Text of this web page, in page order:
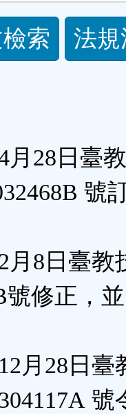
索
法
月28日臺
號
月8日臺教
號修正，
月28日臺